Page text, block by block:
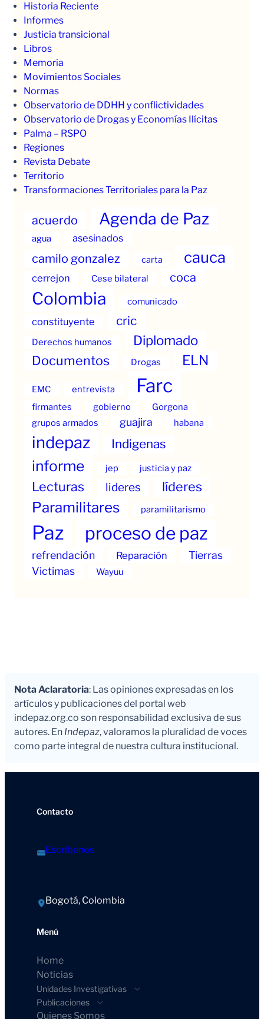
Historia Reciente
Informes
Justicia transicional
Libros
Memoria
Movimientos Sociales
Normas
Observatorio de DDHH y conflictividades
Observatorio de Drogas y Economías Ilícitas
Palma – RSPO
Regiones
Revista Debate
Territorio
Transformaciones Territoriales para la Paz
acuerdo Agenda de Paz
agua asesinados
camilo gonzalez carta cauca
cerrejon Cese bilateral coca
Colombia comunicado
constituyente cric
Derechos humanos Diplomado
Documentos Drogas ELN
EMC entrevista Farc
firmantes gobierno
Gorgona
grupos armados
guajira habana
indepaz Indigenas
informe jep justicia y paz
Lecturas lideres líderes
Paramilitares paramilitarismo
Paz proceso de paz
refrendación Reparación
Tierras
Victimas
Wayuu
Nota Aclaratoria: Las opiniones expresadas en los
artículos y publicaciones del portal web
indepaz.org.co son responsabilidad exclusiva de sus
autores. En Indepaz, valoramos la pluralidad de voces
como parte integral de nuestra cultura institucional.
Contacto
Escríbenos
Bogotá, Colombia
Menú
Home
Noticias
Unidades Investigativas
Publicaciones
Quienes Somos